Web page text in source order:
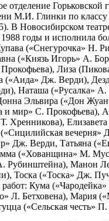
отделение Горьковской
М.И. Глинки по классу
В Новосибирском
1988 годы и исполнила
(«Снегурочка» Н.
(«Князь Игорь» А.
Лиза
(«Аида» Дж. Верди),
Наташа («Русалка» А.
Эльвира («Дон
и мир» С. Прокофьева),
Хренникова),
вечерня»
Дж. Верди, Татьяна
(«Хованщина» М.
Рубинштейна), Манон
Тоска («Тоска» Дж.
Кума
Л. Бетховена), Мария
(«Сельская честь»